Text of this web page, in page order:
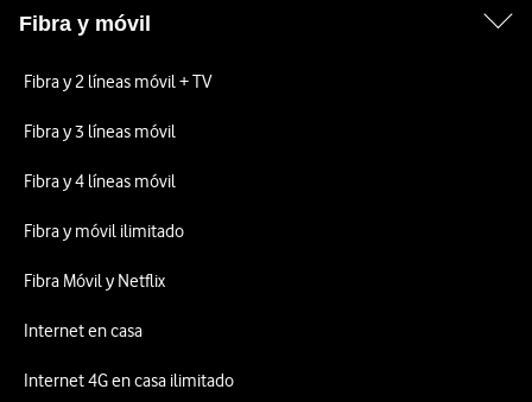
Fibra y móvil
Fibra y 2 líneas móvil + TV
Fibra y 3 líneas móvil
Fibra y 4 líneas móvil
Fibra y móvil ilimitado
Fibra Móvil y Netflix
Internet en casa
Internet 4G en casa ilimitado